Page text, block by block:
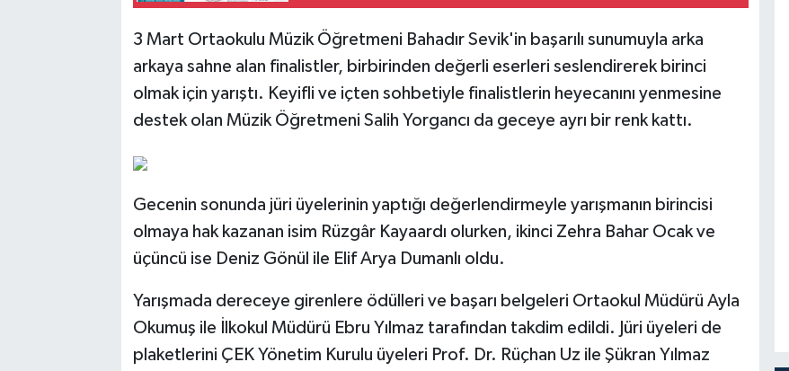
3 Mart Ortaokulu Müzik Öğretmeni Bahadır Sevik'in başarılı sunumuyla arka
arkaya sahne alan finalistler, birbirinden değerli eserleri seslendirerek birinci
olmak için yarıştı. Keyifli ve içten sohbetiyle finalistlerin heyecanını yenmesine
destek olan Müzik Öğretmeni Salih Yorgancı da geceye ayrı bir renk kattı.
Gecenin sonunda jüri üyelerinin yaptığı değerlendirmeyle yarışmanın birincisi
olmaya hak kazanan isim Rüzgâr Kayaardı olurken, ikinci Zehra Bahar Ocak ve
üçüncü ise Deniz Gönül ile Elif Arya Dumanlı oldu.
Yarışmada dereceye girenlere ödülleri ve başarı belgeleri Ortaokul Müdürü Ayla
Okumuş ile İlkokul Müdürü Ebru Yılmaz tarafından takdim edildi. Jüri üyeleri de
plaketlerini ÇEK Yönetim Kurulu üyeleri Prof. Dr. Rüçhan Uz ile Şükran Yılmaz